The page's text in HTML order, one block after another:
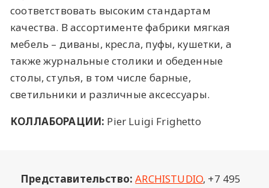
соответствовать высоким стандартам
качества. В ассортименте фабрики мягкая
мебель – диваны, кресла, пуфы, кушетки, а
также журнальные столики и обеденные
столы, стулья, в том числе барные,
светильники и различные аксессуары.
КОЛЛАБОРАЦИИ: Pier Luigi Frighetto
Представительство: ARCHISTUDIO, +7 495